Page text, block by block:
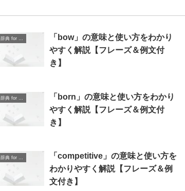
「bow」の意味と使い方をわかり
やすく解説【フレーズ＆例文付
き】
「born」の意味と使い方をわかり
やすく解説【フレーズ＆例文付
き】
「competitive」の意味と使い方を
わかりやすく解説【フレーズ＆例
文付き】